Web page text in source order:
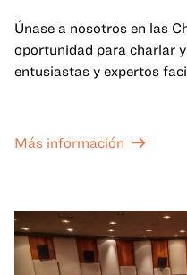
Únase a nosotros en las
oportunidad para charlar
entusiastas y expertos
Más información